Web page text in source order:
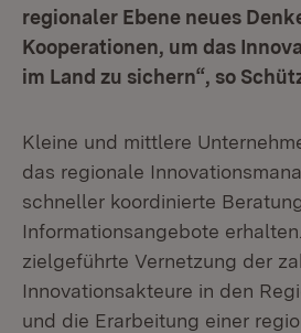
regionaler Ebene neues
Kooperationen, um das
im Land zu sichern“, so
Kleine und mittlere
das regionale
schneller koordinierte
Informationsangebote
zielgeführte Vernetzung der
Innovationsakteure in den
und die Erarbeitung einer